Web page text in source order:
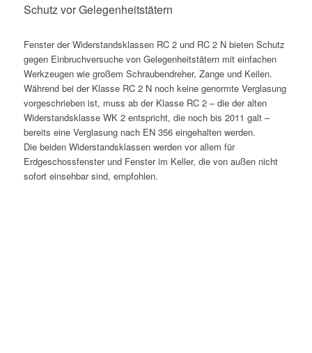
Schutz vor Gelegenheitstätern
Fenster der Widerstandsklassen RC 2 und RC 2 N bieten Schutz
gegen Einbruchversuche von Gelegenheitstätern mit einfachen
Werkzeugen wie großem Schraubendreher, Zange und Keilen.
Während bei der Klasse RC 2 N noch keine genormte Verglasung
vorgeschrieben ist, muss ab der Klasse RC 2 – die der alten
Widerstandsklasse WK 2 entspricht, die noch bis 2011 galt –
bereits eine Verglasung nach EN 356 eingehalten werden.
Die beiden Widerstandsklassen werden vor allem für
Erdgeschossfenster und Fenster im Keller, die von außen nicht
sofort einsehbar sind, empfohlen.